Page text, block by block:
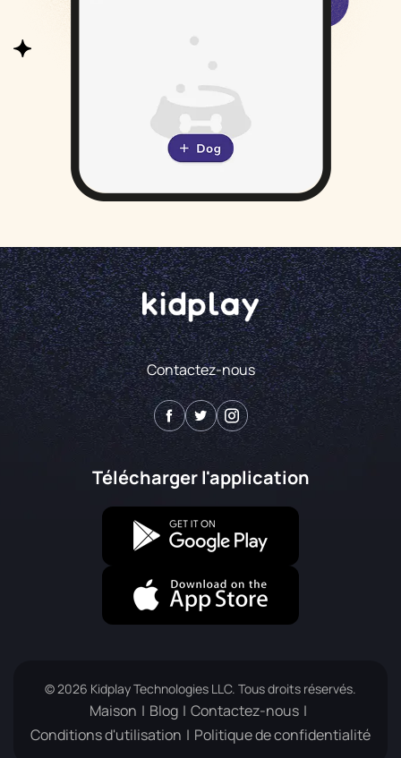
Contactez-nous
Télécharger l'application
© 2026 Kidplay Technologies LLC. Tous droits réservés.
Maison Blog
Contactez-nous
Conditions d'utilisation
Politique de confidentialité